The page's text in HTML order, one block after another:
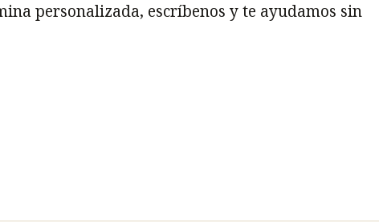
personalizada, escríbenos y te ayudamos sin